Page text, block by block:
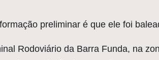
preliminar é que ele foi
Rodoviário da Barra Funda, na